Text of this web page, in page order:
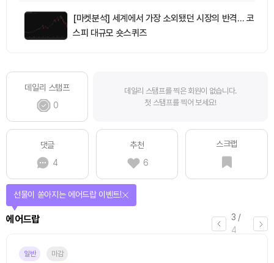
[마켓분석] 세계에서 가장 소외됐던 시장의 반격… 코
스피 대규모 숏스퀴즈
데일리 스탬프
0
데일리 스탬프를 찍은 회원이 없습니다.
첫 스탬프를 찍어 보세요!
댓글
4
추천
6
스크랩
4 /
4
퀴즈
퀴즈풀고 선물 받자!
진행중